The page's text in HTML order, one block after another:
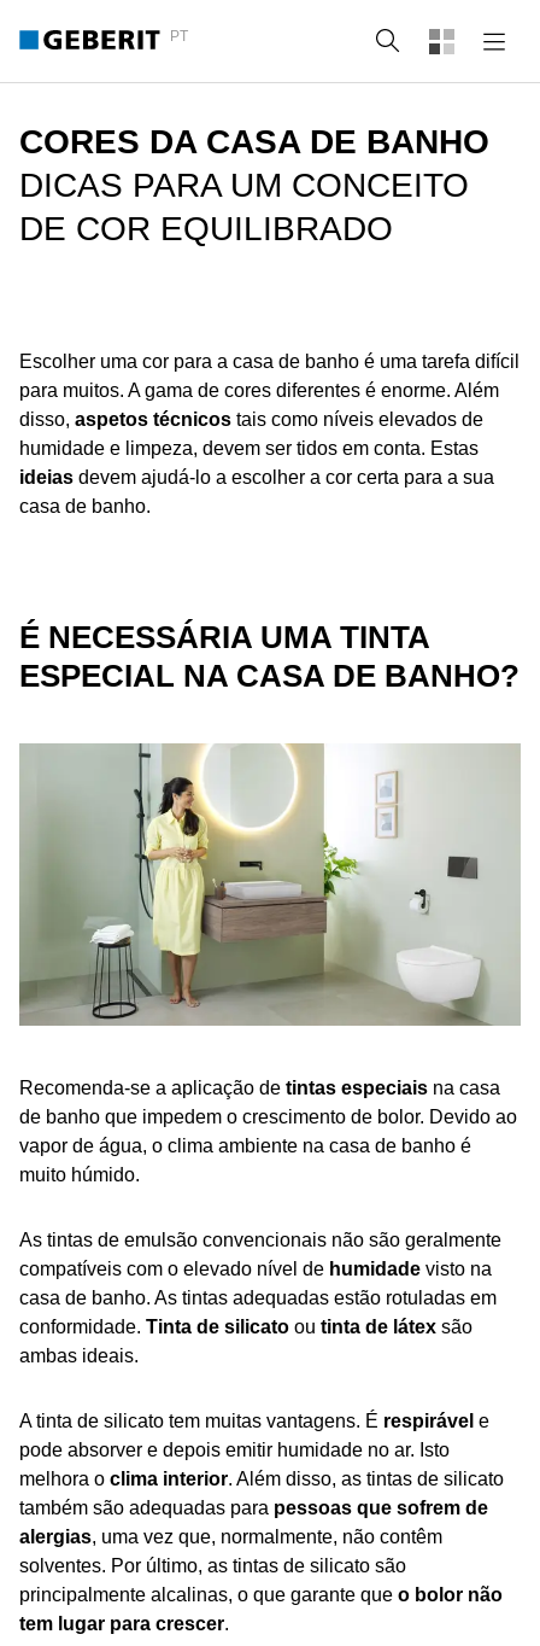
PT Pesquisa
CORES DA CASA DE BANHO
DICAS PARA UM CONCEITO
DE COR EQUILIBRADO
Escolher uma cor para a casa de banho é uma tarefa difícil
para muitos. A gama de cores diferentes é enorme. Além
disso, aspetos técnicos tais como níveis elevados de
humidade e limpeza, devem ser tidos em conta. Estas
ideias devem ajudá-lo a escolher a cor certa para a sua
casa de banho.
É NECESSÁRIA UMA TINTA
ESPECIAL NA CASA DE BANHO?
Recomenda-se a aplicação de tintas especiais na casa
de banho que impedem o crescimento de bolor. Devido ao
vapor de água, o clima ambiente na casa de banho é
muito húmido.
As tintas de emulsão convencionais não são geralmente
compatíveis com o elevado nível de humidade visto na
casa de banho. As tintas adequadas estão rotuladas em
conformidade. Tinta de silicato ou tinta de látex são
ambas ideais.
A tinta de silicato tem muitas vantagens. É respirável e
pode absorver e depois emitir humidade no ar. Isto
melhora o clima interior. Além disso, as tintas de silicato
também são adequadas para pessoas que sofrem de
alergias, uma vez que, normalmente, não contêm
solventes. Por último, as tintas de silicato são
principalmente alcalinas, o que garante que o bolor não
tem lugar para crescer.